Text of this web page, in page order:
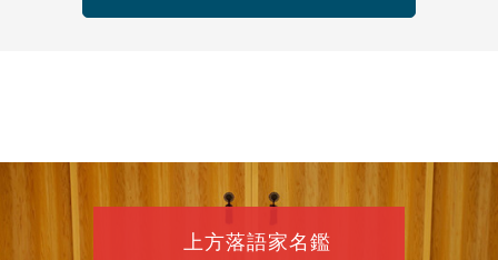
前売2,500円 当日3,000円
桂二豆／露の瑞／桂きん太郎／いわみせいじ
（似顔絵）／笑福亭笑利／桂文太～仲入～露
上方落語家名鑑